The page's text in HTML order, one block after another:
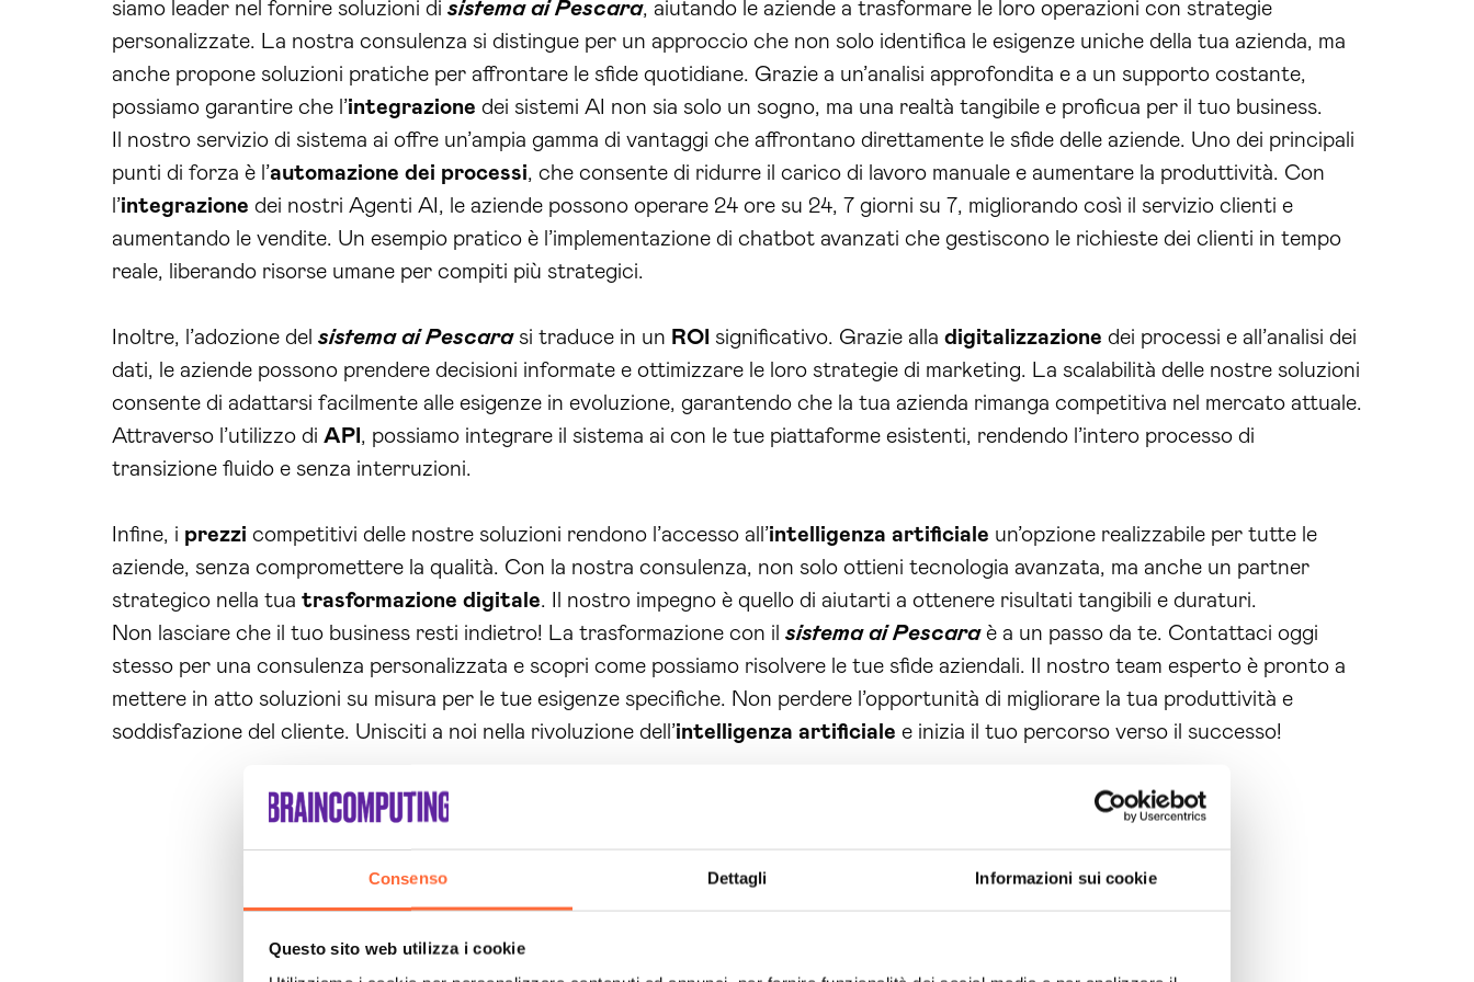
Consenso Dettagli Informazioni sui cookie
Questo sito web utilizza i cookie
siamo leader nel fornire soluzioni di sistema ai Pescara, aiutando le aziende a trasformare le loro operazioni con strategie
personalizzate. La nostra consulenza si distingue per un approccio che non solo identifica le esigenze uniche della tua azienda, ma
anche propone soluzioni pratiche per affrontare le sfide quotidiane. Grazie a un’analisi approfondita e a un supporto costante,
possiamo garantire che l’integrazione dei sistemi AI non sia solo un sogno, ma una realtà tangibile e proficua per il tuo business.
Il nostro servizio di sistema ai offre un’ampia gamma di vantaggi che affrontano direttamente le sfide delle aziende. Uno dei principali
punti di forza è l’automazione dei processi, che consente di ridurre il carico di lavoro manuale e aumentare la produttività. Con
l’integrazione dei nostri Agenti AI, le aziende possono operare 24 ore su 24, 7 giorni su 7, migliorando così il servizio clienti e
aumentando le vendite. Un esempio pratico è l’implementazione di chatbot avanzati che gestiscono le richieste dei clienti in tempo
reale, liberando risorse umane per compiti più strategici.
Inoltre, l’adozione del sistema ai Pescarasi traduce in un ROI significativo. Grazie alla digitalizzazione dei processi e all’analisi dei
dati, le aziende possono prendere decisioni informate e ottimizzare le loro strategie di marketing. La scalabilità delle nostre soluzioni
consente di adattarsi facilmente alle esigenze in evoluzione, garantendo che la tua azienda rimanga competitiva nel mercato attuale.
Attraverso l’utilizzo di API , possiamo integrare il sistema ai con le tue piattaforme esistenti, rendendo l’intero processo di
transizione fluido e senza interruzioni.
Infine, i prezzi competitivi delle nostre soluzioni rendono l’accesso all’intelligenza artificiale un’opzione realizzabile per tutte le
aziende, senza compromettere la qualità. Con la nostra consulenza, non solo ottieni tecnologia avanzata, ma anche un partner
strategico nella tua trasformazione digitale. Il nostro impegno è quello di aiutarti a ottenere risultati tangibili e duraturi.
Non lasciare che il tuo business resti indietro! La trasformazione con il sistema ai Pescaraè a un passo da te. Contattaci oggi
stesso per una consulenza personalizzata e scopri come possiamo risolvere le tue sfide aziendali. Il nostro team esperto è pronto a
mettere in atto soluzioni su misura per le tue esigenze specifiche. Non perdere l’opportunità di migliorare la tua produttività e
soddisfazione del cliente. Unisciti a noi nella rivoluzione dell’intelligenza artificiale e inizia il tuo percorso verso il successo!